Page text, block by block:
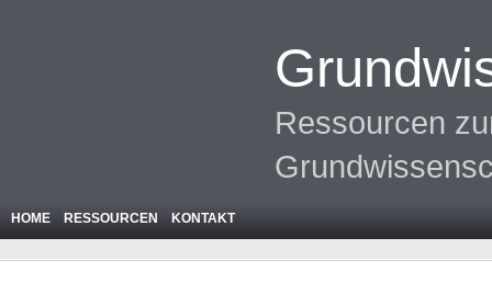
Ressourcen
HOME RESSOURCEN KONTAKT